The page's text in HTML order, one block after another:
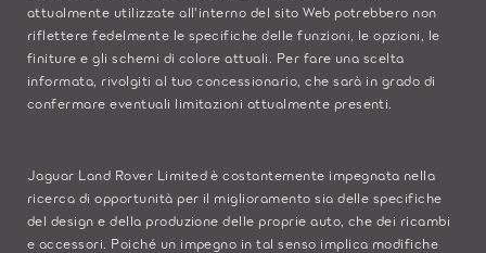
attualmente utilizzate all'interno del sito Web potrebbero non
riflettere fedelmente le specifiche delle funzioni, le opzioni, le
finiture e gli schemi di colore attuali. Per fare una scelta
informata, rivolgiti al tuo concessionario, che sarà in grado di
confermare eventuali limitazioni attualmente presenti.
Jaguar Land Rover Limited è costantemente impegnata nella
ricerca di opportunità per il miglioramento sia delle specifiche
del design e della produzione delle proprie auto, che dei ricambi
e accessori. Poiché un impegno in tal senso implica modifiche